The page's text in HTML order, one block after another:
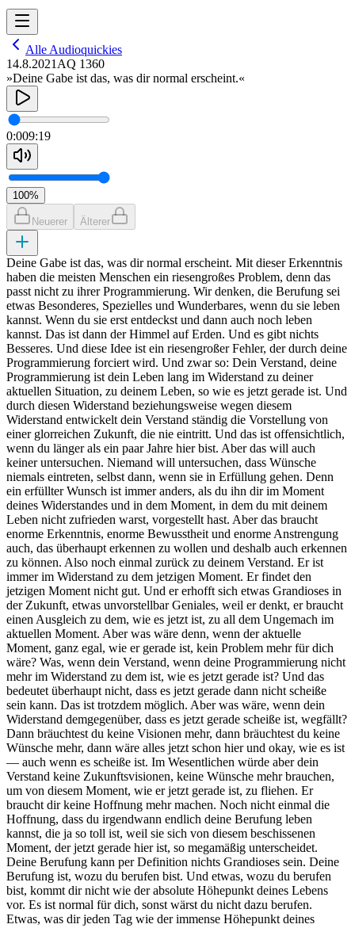
Alle Audioquickies
14.8.2021 AQ 1360
»Deine Gabe ist das, was dir normal erscheint.«
0:009:19
100%
Neuerer Älterer
Deine Gabe ist das, was dir normal erscheint. Mit dieser Erkenntnis
haben die meisten Menschen ein riesengroßes Problem, denn das
passt nicht zu ihrer Programmierung. Wir denken, die Berufung sei
etwas Besonderes, Spezielles und Wunderbares, wenn du sie leben
kannst. Wenn du sie erst entdeckst und dann auch noch leben
kannst. Das ist dann der Himmel auf Erden. Und es gibt nichts
Besseres. Und diese Idee ist ein riesengroßer Fehler, der durch deine
Programmierung forciert wird. Und zwar so: Dein Verstand, deine
Programmierung ist dein Leben lang im Widerstand zu deiner
aktuellen Situation, zu deinem Leben, so wie es jetzt gerade ist. Und
durch diesen Widerstand beziehungsweise wegen diesem
Widerstand entwickelt dein Verstand ständig die Vorstellung von
einer glorreichen Zukunft, die nie eintritt. Und das ist offensichtlich,
wenn du länger als ein paar Jahre hier bist. Aber das will auch
keiner untersuchen. Niemand will untersuchen, dass Wünsche
niemals eintreten, selbst dann, wenn sie in Erfüllung gehen. Denn
ein erfüllter Wunsch ist immer anders, als du ihn dir im Moment
deines Widerstandes und in dem Moment, in dem du mit deinem
Leben nicht zufrieden warst, vorgestellt hast. Aber das braucht
enorme Erkenntnis, enorme Bewusstheit und enorme Anstrengung
auch, das überhaupt erkennen zu wollen und deshalb auch erkennen
zu können. Also noch einmal zurück zu deinem Verstand. Er ist
immer im Widerstand zu dem jetzigen Moment. Er findet den
jetzigen Moment nicht gut. Und er erhofft sich etwas Grandioses in
der Zukunft, etwas unvorstellbar Geniales, weil er denkt, er braucht
einen Ausgleich zu dem, wie es jetzt ist, zu all dem Ungemach im
aktuellen Moment. Aber was wäre denn, wenn der aktuelle
Moment, ganz egal, wie er gerade ist, kein Problem mehr für dich
wäre? Was, wenn dein Verstand, wenn deine Programmierung nicht
mehr im Widerstand zu dem ist, wie es jetzt gerade ist? Und das
bedeutet überhaupt nicht, dass es jetzt gerade dann nicht scheiße
sein kann. Das ist trotzdem möglich. Aber was wäre, wenn dein
Widerstand demgegenüber, dass es jetzt gerade scheiße ist, wegfällt?
Dann bräuchtest du keine Visionen mehr, dann bräuchtest du keine
Wünsche mehr, dann wäre alles jetzt schon hier und okay, wie es ist
— auch wenn es scheiße ist. Im Wesentlichen würde aber dein
Verstand keine Zukunftsvisionen, keine Wünsche mehr brauchen,
um von diesem Moment, wie er jetzt gerade ist, zu fliehen. Er
braucht dir keine Hoffnung mehr machen. Noch nicht einmal die
Hoffnung, dass du irgendwann endlich deine Berufung leben
kannst, die ja so toll ist, weil sie sich von diesem beschissenen
Moment, der jetzt gerade hier ist, so megamäßig unterscheidet.
Deine Berufung kann per Definition nichts Grandioses sein. Deine
Berufung ist, wozu du berufen bist. Und etwas, wozu du berufen
bist, kommt dir nicht wie der absolute Höhepunkt deines Lebens
vor. Es ist normal für dich, sonst wärst du nicht dazu berufen.
Etwas, was dir jeden Tag wie der immense Höhepunkt deines